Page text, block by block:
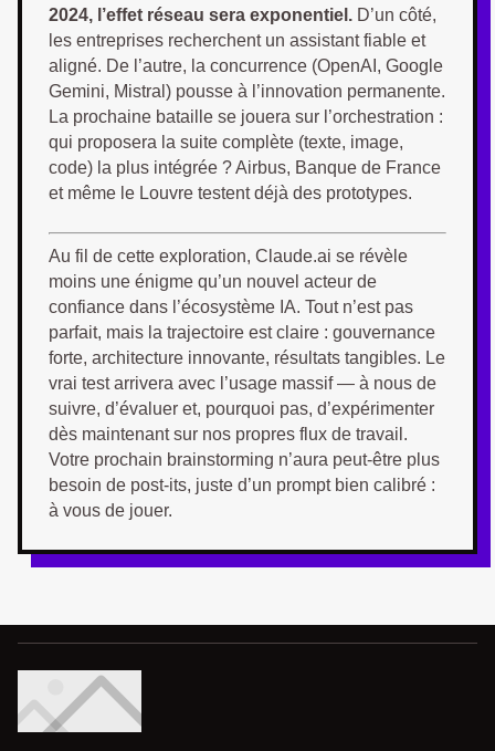
2024, l’effet réseau sera exponentiel. D’un côté,
les entreprises recherchent un assistant fiable et
aligné. De l’autre, la concurrence (OpenAI, Google
Gemini, Mistral) pousse à l’innovation permanente.
La prochaine bataille se jouera sur l’orchestration :
qui proposera la suite complète (texte, image,
code) la plus intégrée ? Airbus, Banque de France
et même le Louvre testent déjà des prototypes.
Au fil de cette exploration, Claude.ai se révèle
moins une énigme qu’un nouvel acteur de
confiance dans l’écosystème IA. Tout n’est pas
parfait, mais la trajectoire est claire : gouvernance
forte, architecture innovante, résultats tangibles. Le
vrai test arrivera avec l’usage massif — à nous de
suivre, d’évaluer et, pourquoi pas, d’expérimenter
dès maintenant sur nos propres flux de travail.
Votre prochain brainstorming n’aura peut-être plus
besoin de post-its, juste d’un prompt bien calibré :
à vous de jouer.